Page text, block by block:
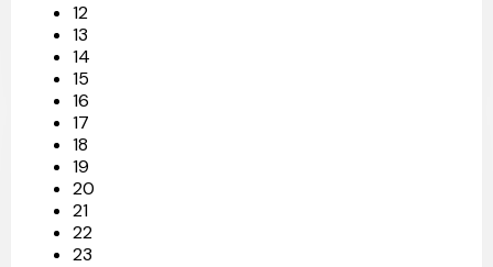
12
13
14
15
16
17
18
19
20
21
22
23